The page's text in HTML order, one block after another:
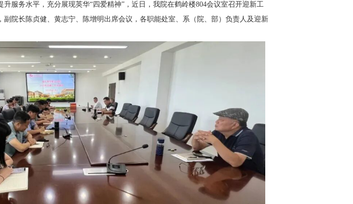
升服务水平，充分展现英华“四爱精神”，近日，我院在鹤岭楼804会议室召开迎新工
院长陈贞健、黄志宁、陈增明出席会议，各职能处室、系（院、部）负责人及迎新